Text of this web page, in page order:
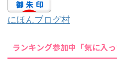
にほんブログ村
ランキング参加中「気に入っ